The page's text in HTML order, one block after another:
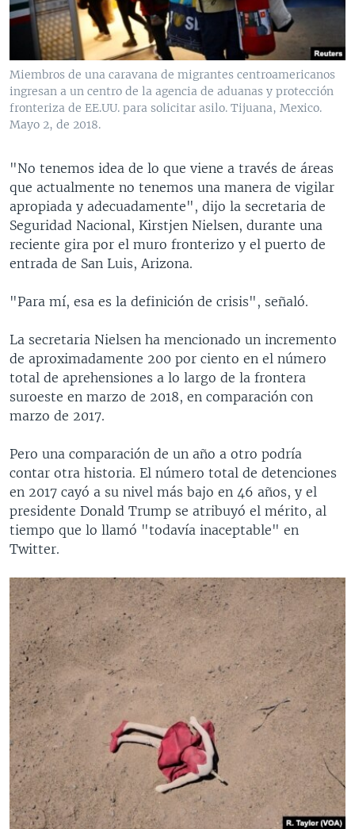
Miembros de una caravana de migrantes centroamericanos
ingresan a un centro de la agencia de aduanas y protección
fronteriza de EE.UU. para solicitar asilo. Tijuana, Mexico.
Mayo 2, de 2018.
"No tenemos idea de lo que viene a través de áreas
que actualmente no tenemos una manera de vigilar
apropiada y adecuadamente", dijo la secretaria de
Seguridad Nacional, Kirstjen Nielsen, durante una
reciente gira por el muro fronterizo y el puerto de
entrada de San Luis, Arizona.
"Para mí, esa es la definición de crisis", señaló.
La secretaria Nielsen ha mencionado un incremento
de aproximadamente 200 por ciento en el número
total de aprehensiones a lo largo de la frontera
suroeste en marzo de 2018, en comparación con
marzo de 2017.
Pero una comparación de un año a otro podría
contar otra historia. El número total de detenciones
en 2017 cayó a su nivel más bajo en 46 años, y el
presidente Donald Trump se atribuyó el mérito, al
tiempo que lo llamó "todavía inaceptable" en
Twitter.